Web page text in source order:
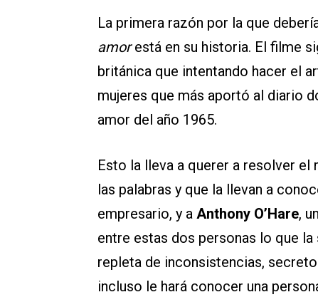
La primera razón por la que
amorestá en su historia. El filme
británica que intentando hacer el
mujeres que más aportó al diario
amor del año 1965.
Esto la lleva a querer a resolver
las palabras y que la llevan a
empresario, y a Anthony O’Hare,
entre estas dos personas lo que
repleta de inconsistencias,
incluso le hará conocer una